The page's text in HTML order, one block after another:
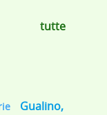
tutte
Gualino,